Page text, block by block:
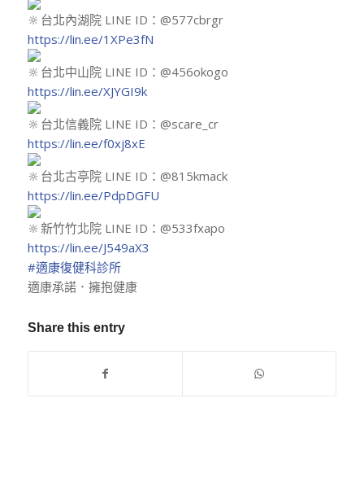
台北內湖院 LINE ID：@577cbrgr
https://lin.ee/1XPe3fN
台北中山院 LINE ID：@456okogo
https://lin.ee/XJYGI9k
台北信義院 LINE ID：@scare_cr
https://lin.ee/f0xj8xE
台北古亭院 LINE ID：@815kmack
https://lin.ee/PdpDGFU
新竹竹北院 LINE ID：@533fxapo
https://lin.ee/J549aX3
#適康復健科診所
適康承諾．擁抱健康
Share this entry